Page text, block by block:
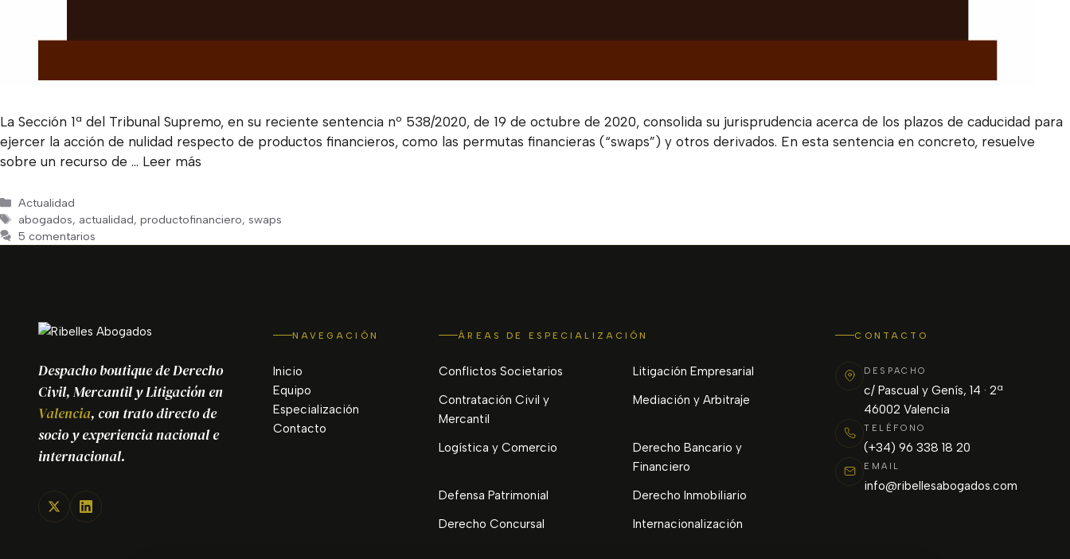
La Sección 1ª del Tribunal Supremo, en su reciente sentencia nº 538/2020, de 19 de octubre de 2020, consolida su jurisprudencia acerca de los plazos de caducidad para
ejercer la acción de nulidad respecto de productos financieros, como las permutas financieras (“swaps”) y otros derivados. En esta sentencia en concreto, resuelve
sobre un recurso de … Leer más
Categorías
Actualidad
Etiquetas
abogados, actualidad,productofinanciero, swaps
5 comentarios
Despacho boutique de Derecho
Civil, Mercantil y Litigación en
Valencia, con trato directo de
socio y experiencia nacional e
internacional.
NAVEGACIÓN
Inicio
Equipo
Especialización
Contacto
ÁREAS DE ESPECIALIZACIÓN
Conflictos Societarios
Litigación Empresarial
Contratación Civil y
Mercantil
Mediación y Arbitraje
Logística y Comercio
Derecho Bancario y
Financiero
Defensa Patrimonial
Derecho Inmobiliario
Derecho Concursal
Internacionalización
CONTACTO
DESPACHO
c/ Pascual y Genís, 14 · 2ª
46002 Valencia
TELÉFONO
(+34) 96 338 18 20
EMAIL
info@ribellesabogados.com